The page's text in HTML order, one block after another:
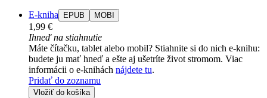
E-kniha EPUB MOBI
1,99 €
Ihneď na stiahnutie
Máte čítačku, tablet alebo mobil? Stiahnite si do nich e-knihu:
budete ju mať hneď a ešte aj ušetríte život stromom. Viac
informácii o e-knihách nájdete tu.
Pridať do zoznamu
Vložiť do košíka